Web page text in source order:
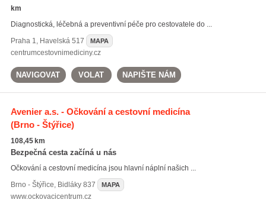
km
Diagnostická, léčebná a preventivní péče pro cestovatele do ...
Praha 1, Havelská 517 MAPA
centrumcestovnimediciny.cz
NAVIGOVAT VOLAT NAPIŠTE NÁM
Avenier a.s. - Očkování a cestovní medicína
(Brno - Štýřice)
108,45 km
Bezpečná cesta začíná u nás
Očkování a cestovní medicína jsou hlavní náplní našich ...
Brno - Štýřice, Bidláky 837 MAPA
www.ockovacicentrum.cz